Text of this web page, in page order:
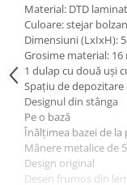
Paturi tapitate
Saltele
Seturi dormitoare
Suporturi saltea/
pentru pat
Mobilier Hol/Cuiere
Banci pentru
Colectia casmir -
Material: DTD
Culoare: stejar
Dimensiuni (LxIxH):
Grosime material: 16
1 dulap cu două uşi
Spaţiu de depozitare
Designul din stânga
Pe o bază
Înălţimea bazei de la
Mânere metalice de
Design original
Desen frumos din